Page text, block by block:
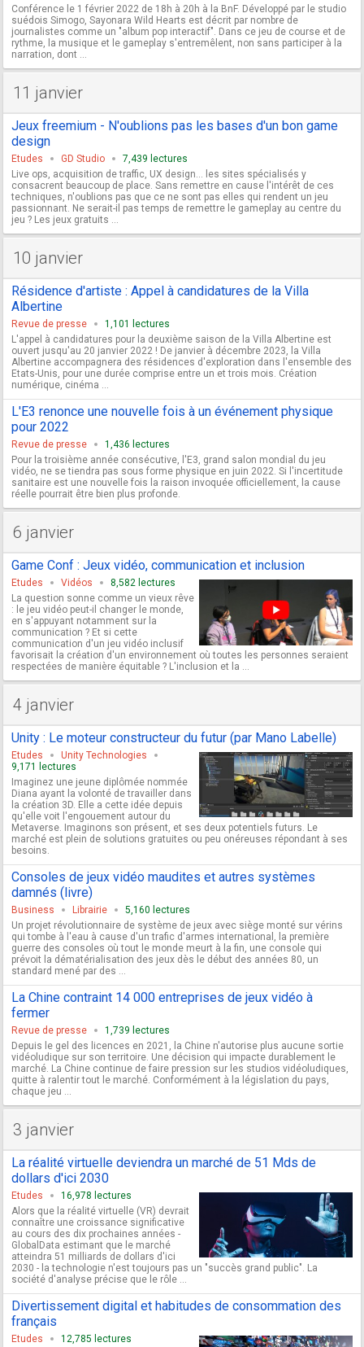
Conférence le 1 février 2022 de 18h à 20h à la BnF. Développé par le studio
suédois Simogo, Sayonara Wild Hearts est décrit par nombre de
journalistes comme un "album pop interactif". Dans ce jeu de course et de
rythme, la musique et le gameplay s'entremêlent, non sans participer à la
narration, dont ...
11 janvier
Jeux freemium - N'oublions pas les bases d'un bon game
design
Etudes GD Studio
7,439 lectures
Live ops, acquisition de traffic, UX design… les sites spécialisés y
consacrent beaucoup de place. Sans remettre en cause l'intérêt de ces
techniques, n'oublions pas que ce ne sont pas elles qui rendent un jeu
passionnant. Ne serait-il pas temps de remettre le gameplay au centre du
jeu ? Les jeux gratuits ...
10 janvier
Résidence d'artiste : Appel à candidatures de la Villa
Albertine
Revue de presse
1,101 lectures
L'appel à candidatures pour la deuxième saison de la Villa Albertine est
ouvert jusqu'au 20 janvier 2022 ! De janvier à décembre 2023, la Villa
Albertine accompagnera des résidences d'exploration dans l'ensemble des
Etats-Unis, pour une durée comprise entre un et trois mois. Création
numérique, cinéma ...
L'E3 renonce une nouvelle fois à un événement physique
pour 2022
Revue de presse
1,436 lectures
Pour la troisième année consécutive, l'E3, grand salon mondial du jeu
vidéo, ne se tiendra pas sous forme physique en juin 2022. Si l'incertitude
sanitaire est une nouvelle fois la raison invoquée officiellement, la cause
réelle pourrait être bien plus profonde.
6 janvier
Game Conf : Jeux vidéo, communication et inclusion
Etudes Vidéos
8,582 lectures
La question sonne comme un vieux rêve
: le jeu vidéo peut-il changer le monde,
en s'appuyant notamment sur la
communication ? Et si cette
communication d'un jeu vidéo inclusif
favorisait la création d'un environnement où toutes les personnes seraient
respectées de manière équitable ? L'inclusion et la ...
4 janvier
Unity : Le moteur constructeur du futur (par Mano Labelle)
Etudes
Unity Technologies
9,171 lectures
Imaginez une jeune diplômée nommée
Diana ayant la volonté de travailler dans
la création 3D. Elle a cette idée depuis
qu'elle voit l'engouement autour du
Metaverse. Imaginons son présent, et ses deux potentiels futurs. Le
marché est plein de solutions gratuites ou peu onéreuses répondant à ses
besoins.
Consoles de jeux vidéo maudites et autres systèmes
damnés (livre)
Business Librairie
5,160 lectures
Un projet révolutionnaire de système de jeux avec siège monté sur vérins
qui tombe à l'eau à cause d'un trafic d'armes international, la première
guerre des consoles où tout le monde meurt à la fin, une console qui
prévoit la dématérialisation des jeux dès le début des années 80, un
standard mené par des ...
La Chine contraint 14 000 entreprises de jeux vidéo à
fermer
Revue de presse
1,739 lectures
Depuis le gel des licences en 2021, la Chine n'autorise plus aucune sortie
vidéoludique sur son territoire. Une décision qui impacte durablement le
marché. La Chine continue de faire pression sur les studios vidéoludiques,
quitte à ralentir tout le marché. Conformément à la législation du pays,
chaque jeu ...
3 janvier
La réalité virtuelle deviendra un marché de 51 Mds de
dollars d'ici 2030
Etudes
16,978 lectures
Alors que la réalité virtuelle (VR) devrait
connaître une croissance significative
au cours des dix prochaines années -
GlobalData estimant que le marché
atteindra 51 milliards de dollars d'ici
2030 - la technologie n'est toujours pas un "succès grand public". La
société d'analyse précise que le rôle ...
Divertissement digital et habitudes de consommation des
français
Etudes
12,785 lectures